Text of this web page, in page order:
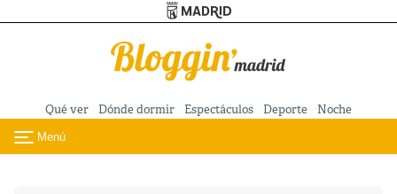
Pasar al contenido principal
Qué ver Dónde dormir Espectáculos Deporte Noche
Toggle navigation
Menú